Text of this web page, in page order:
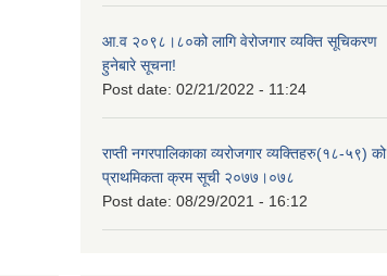
आ.व २०९८।८०को लागि वेरोजगार व्यक्ति सूचिकरण
हुनेबारे सूचना!
Post date: 02/21/2022 - 11:24
राप्ती नगरपालिकाका व्यरोजगार व्यक्तिहरु(१८-५९) को
प्राथमिकता क्रम सूची २०७७।०७८
Post date: 08/29/2021 - 16:12